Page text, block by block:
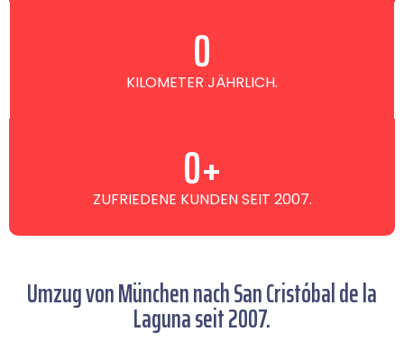
KILOMETER JÄHRLICH.
0
ZUFRIEDENE KUNDEN SEIT 2007.
0+
Umzug von München nach San Cristóbal de la
Laguna seit 2007.